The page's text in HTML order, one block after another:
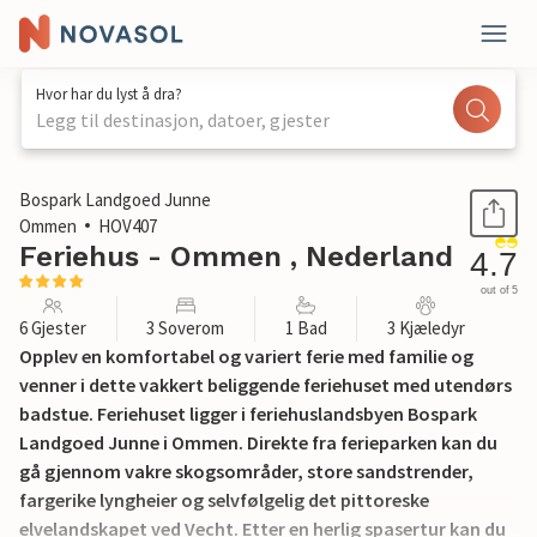
Hvor har du lyst å dra?
Legg til destinasjon, datoer, gjester
1 / 43
Bospark Landgoed Junne
Ommen
HOV407
Feriehus - Ommen , Nederland 4.7
out of 5
6 Gjester 3 Soverom 1 Bad 3 Kjæledyr
Opplev en komfortabel og variert ferie med familie og
venner i dette vakkert beliggende feriehuset med utendørs
badstue. Feriehuset ligger i feriehuslandsbyen Bospark
Landgoed Junne i Ommen. Direkte fra ferieparken kan du
gå gjennom vakre skogsområder, store sandstrender,
fargerike lyngheier og selvfølgelig det pittoreske
elvelandskapet ved Vecht. Etter en herlig spasertur kan du